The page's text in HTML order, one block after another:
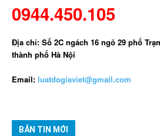
0944.450.105
Địa chỉ: Số 2C ngách 16 ngõ 29 phố
thành phố Hà Nội
Email: luatdogiaviet@gmail.com
BẢN TIN MỚI